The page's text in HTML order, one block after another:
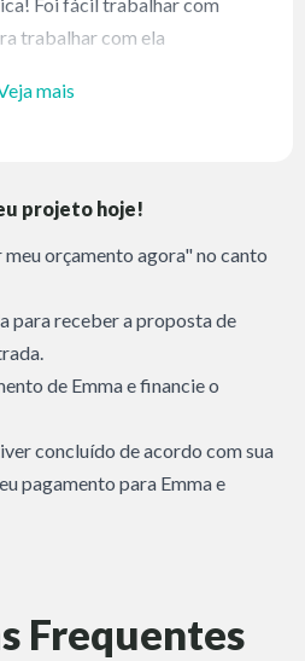
trabalhar com ela
mais
projeto hoje!
orçamento agora" no canto
para receber a proposta de
de Emma e financie o
concluído de acordo com sua
pagamento para Emma e
Frequentes